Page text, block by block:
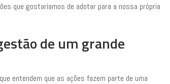
que gostaríamos de adotar para a nossa própria
de um grande
entendem que as ações fazem parte de uma